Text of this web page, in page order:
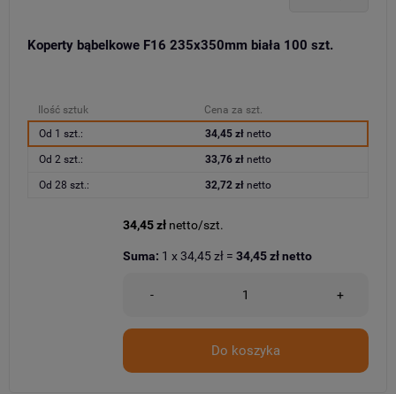
Koperty bąbelkowe F16 235x350mm biała 100 szt.
Ilość sztuk
Cena za szt.
Od 1 szt.:
34,45 złnetto
Od 2 szt.: 33,76 złnetto
Od 28 szt.: 32,72 złnetto
34,45 zł netto/szt.
- +
Do koszyka
Suma: 1 x34,45 zł = 34,45 złnetto